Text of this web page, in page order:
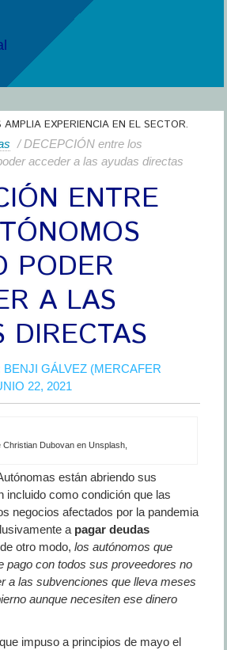
EXPERIENCIA EN EL SECTOR.
/ DECEPCIÓN entre los
acceder a las ayudas directas
ENTRE
PODER
A LAS
DIRECTAS
BENJI GÁLVEZ (MERCAFER
22, 2021
Christian Dubovan en Unsplash,
están abriendo sus
incluido como condición que las
negocios afectados por la pandemia
a pagar deudas
otro modo, los autónomos que
pago con todos sus proveedores no
a las subvenciones que lleva meses
aunque necesiten ese dinero
impuso a principios de mayo el